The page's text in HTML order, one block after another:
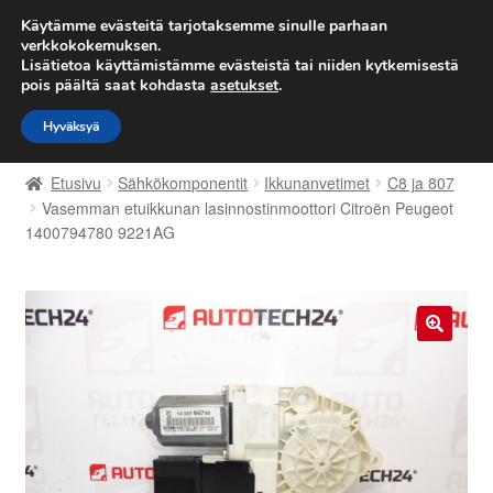
TOIMITUS alkaen 7 EUR
Siirry
navigointiin
Siirry
sisältöön
Etusivu
Kärry
Kuljetus
Etusivu Sähkökomponentit Ikkunanvetimet
C8 ja 807
Vasemman etuikkunan lasinnostinmoottori Citroën Peugeot
1400794780 9221AG
Käytämme evästeitä tarjotaksemme sinulle parhaan
verkkokokemuksen.
Lisätietoa käyttämistämme evästeistä tai niiden kytkemisestä
pois päältä saat kohdasta asetukset.
Hyväksyä